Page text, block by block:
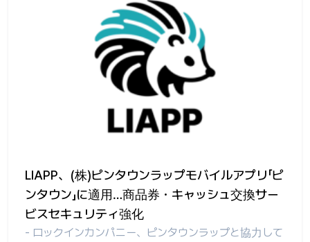
LIAPP、(株)ピンタウンラップモバイルアプリ「ピ
ンタウン」に適用…商品券・キャッシュ交換サー
ビスセキュリティ強化
- ロックインカンパニー、ピンタウンラップと協力して